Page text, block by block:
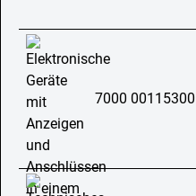
7000 00115300